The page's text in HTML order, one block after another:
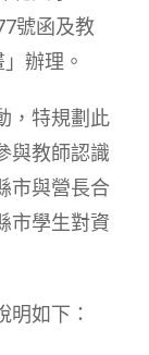
號函及教
辦理。
，特規劃此
與教師認識
市與營長合
市學生對資
明如下：